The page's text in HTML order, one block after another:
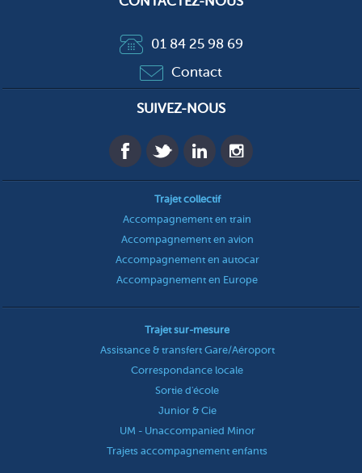
01 84 25 98 69
Contact
SUIVEZ-NOUS
Trajet collectif
Accompagnement en train
Accompagnement en avion
Accompagnement en autocar
Accompagnement en Europe
Trajet sur-mesure
Assistance & transfert Gare/Aéroport
Correspondance locale
Sortie d'école
Junior & Cie
UM - Unaccompanied Minor
Trajets accompagnement enfants